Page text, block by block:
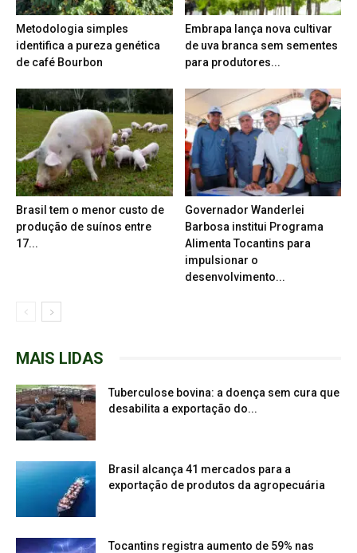
Metodologia simples
identifica a pureza genética
de café Bourbon
Embrapa lança nova cultivar
de uva branca sem sementes
para produtores...
Brasil tem o menor custo de
produção de suínos entre
17...
Governador Wanderlei
Barbosa institui Programa
Alimenta Tocantins para
impulsionar o
desenvolvimento...
MAIS LIDAS
Tuberculose bovina: a doença sem cura que
desabilita a exportação do...
Brasil alcança 41 mercados para a
exportação de produtos da agropecuária
Tocantins registra aumento de 59% nas